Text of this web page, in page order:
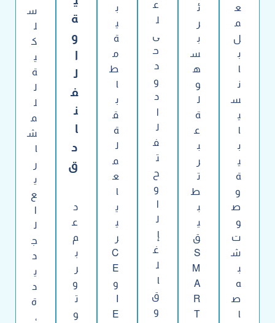
ع
م
ل
ب
ا
ن
س
ي
ا
ب
ي
ة
و
ص
و
ت
ش
ب
ه
ص
ا
ئ
ر
ب
س
ه
و
ل
ة
ع
ب
ر
ت
ط
ب
ي
ق
S
M
A
R
T
ع
ل
ى
ح
د
و
د
ا
ل
ف
ت
ح
و
ا
ل
إ
غ
ل
ا
ق
و
ب
ي
ة
م
ط
ا
ب
ق
ة
ل
م
ع
ا
ي
ي
ر
C
E
و
E
ة
و
ا
ل
ف
ن
ا
د
ق
د
ع
م
ب
ر
و
ت
و
س
ل
ك
ي
ة
ل
ل
م
ش
ا
ر
ي
ع
ا
ل
ج
د
ي
د
ة
،